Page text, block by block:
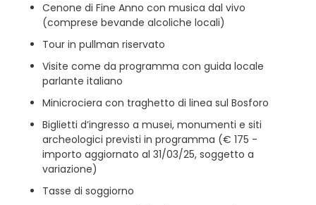
Cenone di Fine Anno con musica dal vivo
(comprese bevande alcoliche locali)
Tour in pullman riservato
Visite come da programma con guida locale
parlante italiano
Minicrociera con traghetto di linea sul Bosforo
Biglietti d’ingresso a musei, monumenti e siti
archeologici previsti in programma (€ 175 -
importo aggiornato al 31/03/25, soggetto a
variazione)
Tasse di soggiorno